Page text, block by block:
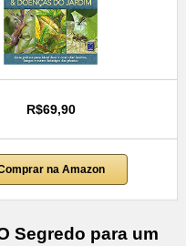
R$69,90
na Amazon
Segredo para um